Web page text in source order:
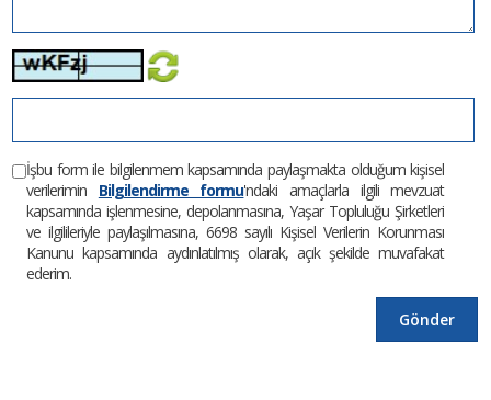
İşbu form ile bilgilenmem kapsamında paylaşmakta olduğum kişisel
verilerimin Bilgilendirme formu'ndaki amaçlarla ilgili mevzuat
kapsamında işlenmesine, depolanmasına, Yaşar Topluluğu Şirketleri
ve ilgilileriyle paylaşılmasına, 6698 sayılı Kişisel Verilerin Korunması
Kanunu kapsamında aydınlatılmış olarak, açık şekilde muvafakat
ederim.